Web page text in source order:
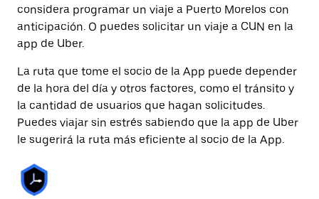
considera programar un viaje a Puerto Morelos con
anticipación. O puedes solicitar un viaje a CUN en la
app de Uber.
La ruta que tome el socio de la App puede depender
de la hora del día y otros factores, como el tránsito y
la cantidad de usuarios que hagan solicitudes.
Puedes viajar sin estrés sabiendo que la app de Uber
le sugerirá la ruta más eficiente al socio de la App.